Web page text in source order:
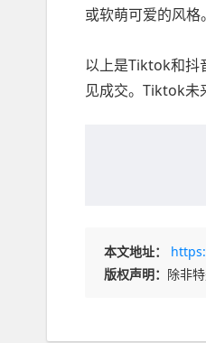
或软萌可爱的风格。
以上是Tiktok和抖
见成交。Tiktok未
本文地址：
版权声明： 除非